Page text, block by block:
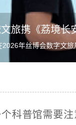
旅携《荔境长
年丝博会数字文
科普馆需要注